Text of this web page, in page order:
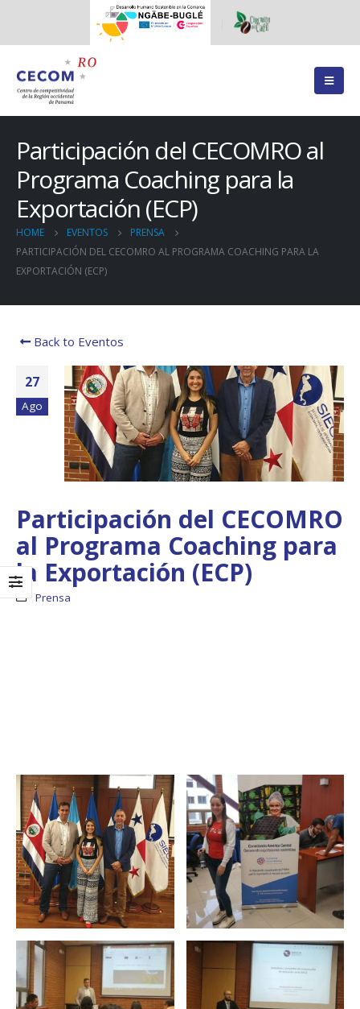
Participación del CECOMRO al
Programa Coaching para la
Exportación (ECP)
HOME EVENTOS
PRENSA
PARTICIPACIÓN DEL CECOMRO AL PROGRAMA COACHING PARA LA
EXPORTACIÓN (ECP)
Back to Eventos
27
Ago
Participación del CECOMRO
al Programa Coaching para
la Exportación (ECP)
Prensa
Presentación de
Avances del proyecto
Soluciones Integrales
de Acceso Universal a
la Energía
13 noviembre, 2024
Encuentro de
Lideresas para
Fortalecimiento
Integral de la
Gobernanza y Derechos
Humanos en la CNB con
Enfoque de Género
31 julio, 2024